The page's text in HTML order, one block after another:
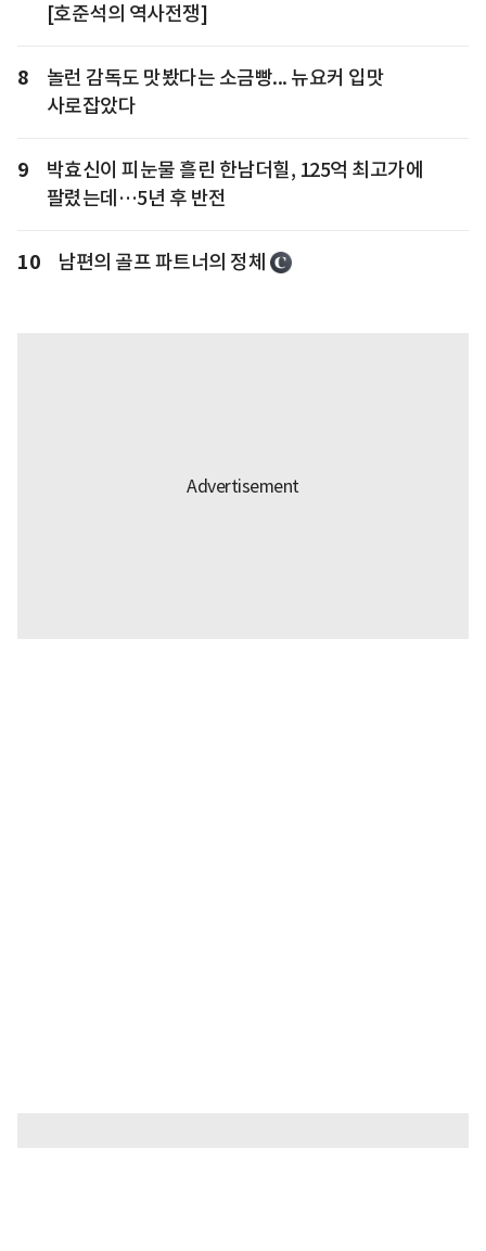
[호준석의 역사전쟁]
8
놀런 감독도 맛봤다는 소금빵... 뉴요커 입맛
사로잡았다
9
박효신이 피눈물 흘린 한남더힐, 125억 최고가에
팔렸는데…5년 후 반전
10 남편의 골프 파트너의 정체